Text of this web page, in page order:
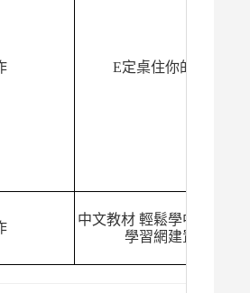
E定桌住你的心
中文教材 輕鬆學中文 數位
學習網建置